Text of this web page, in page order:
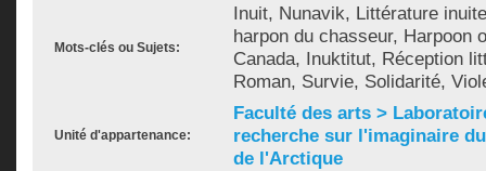
Mots-clés ou Sujets:
Inuit, Nunavik, Littérature
harpon du chasseur, Harpoon
Canada, Inuktitut, Réception
Roman, Survie, Solidarité,
Unité d'appartenance:
Faculté des arts >
recherche sur l'imaginaire
de l'Arctique